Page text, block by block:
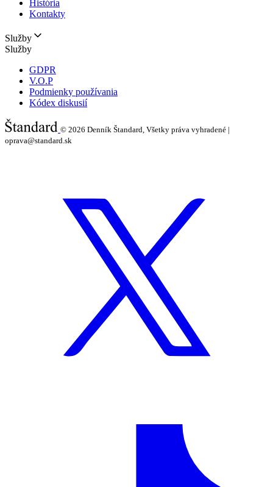
História
Kontakty
Služby
Služby
GDPR
V.O.P
Podmienky používania
Kódex diskusií
© 2026 Denník Štandard, Všetky práva vyhradené |
oprava@standard.sk